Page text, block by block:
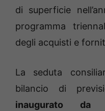
di superficie
programma
degli acquisti e
La seduta
bilancio di
inaugurato